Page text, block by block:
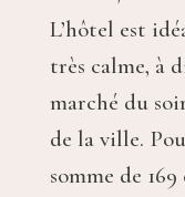
L’hôtel est
très calme, à
marché du
de la ville.
somme de